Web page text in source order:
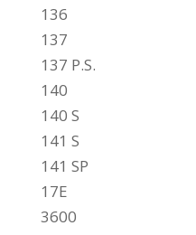
136
137
137 P.S.
140
140 S
141 S
141 SP
17E
3600